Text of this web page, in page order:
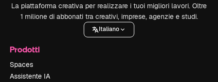
La piattaforma creativa per realizzare i tuoi migliori lavori. Oltre
1 milione di abbonati tra creativi, imprese, agenzie e studi.
Italiano
Prodotti
Spaces
Assistente IA